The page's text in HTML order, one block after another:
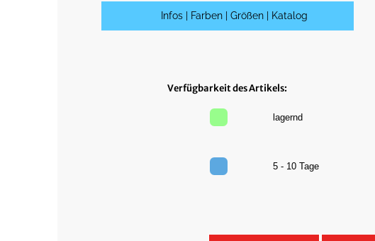
Infos | Farben | Größen | Katalog
Verfügbarkeit des Artikels:
lagernd
5 - 10 Tage